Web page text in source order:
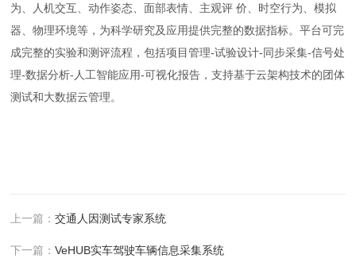
为、人机交互、动作姿态、面部表情、主观评 价、时空行为、模拟
器、物理环境等，为科学研究及应用提供完整的数据指标。平台可完
成完整的实验和测评流程，包括项目管理-试验设计-同步采集-信号处
理-数据分析-人工智能应用-可视化报告，支持基于云架构技术的团体
测试和大数据云管理。
上一篇：交通人因测试专家系统
下一篇：VeHUB实车驾驶车辆信息采集系统